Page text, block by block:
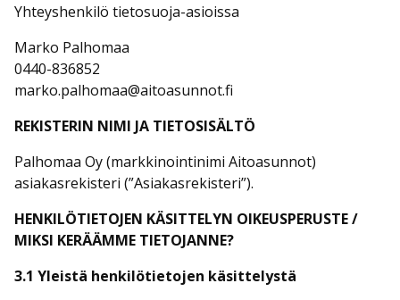
Yhteyshenkilö tietosuoja-asioissa
Marko Palhomaa
0440-836852
marko.palhomaa@aitoasunnot.fi
REKISTERIN NIMI JA TIETOSISÄLTÖ
Palhomaa Oy (markkinointinimi Aitoasunnot)
asiakasrekisteri (”Asiakasrekisteri”).
HENKILÖTIETOJEN KÄSITTELYN OIKEUSPERUSTE /
MIKSI KERÄÄMME TIETOJANNE?
3.1 Yleistä henkilötietojen käsittelystä